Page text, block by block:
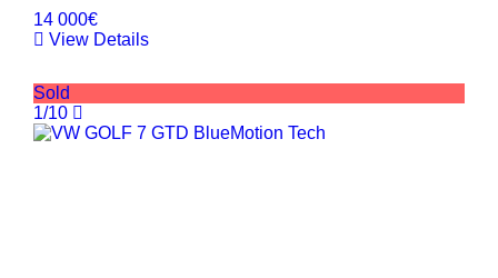
14 000€
View Details
Sold
1/10